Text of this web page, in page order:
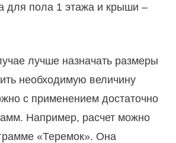
для пола 1 этажа и крыши –
лучше назначать размеры
необходимую величину
с применением достаточно
Например, расчет можно
«Теремок». Она